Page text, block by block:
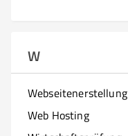
W
Webseitenerstellung
Web Hosting